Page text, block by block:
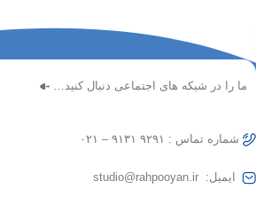
ما را در شبکه های اجتماعی دنبال کنید…
شماره تماس : ۹۲۹۱ ۹۱۳۱ – ۰۲۱
ایمیل: studio@rahpooyan.ir